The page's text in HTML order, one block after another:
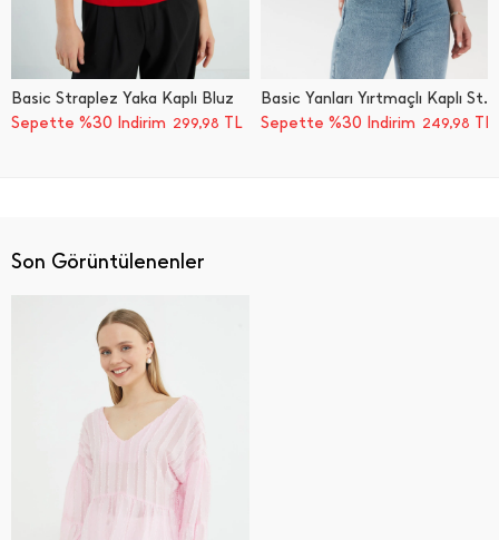
Basic Straplez Yaka Kaplı Bluz
Sepette %30 İndirim 299,98 TL
Basic Yanları Yırtmaçlı Kaplı Straplez Bluz
Sepette %30 İndirim 249,98 TL
Son Görüntülenenler